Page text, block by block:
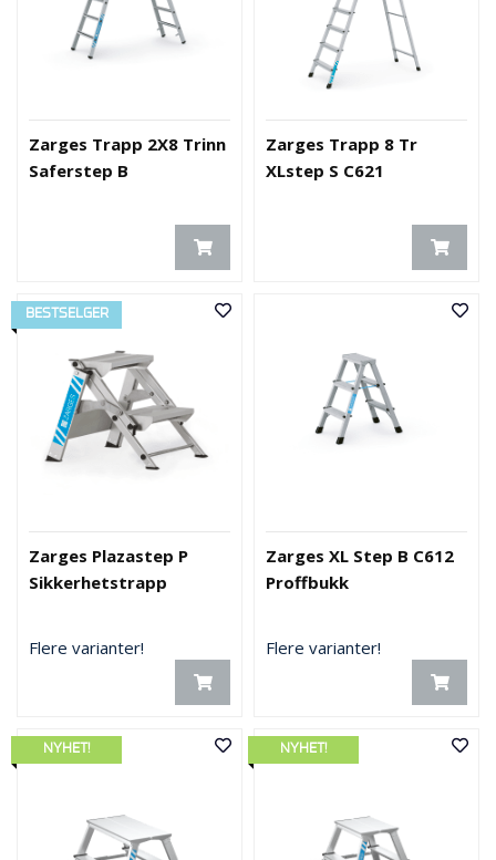
Zarges Trapp 2X8 Trinn
Saferstep B
Zarges Trapp 8 Tr
XLstep S C621
BESTSELGER
Zarges Plazastep P
Sikkerhetstrapp
Flere varianter!
Zarges XL Step B C612
Proffbukk
Flere varianter!
NYHET! NYHET!